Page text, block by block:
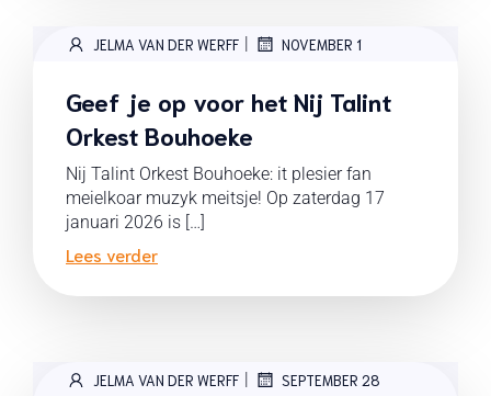
JELMA VAN DER WERFF | NOVEMBER 1
Geef je op voor het Nij Talint
Orkest Bouhoeke
Nij Talint Orkest Bouhoeke: it plesier fan
meielkoar muzyk meitsje! Op zaterdag 17
januari 2026 is […]
Lees verder
JELMA VAN DER WERFF | SEPTEMBER 28